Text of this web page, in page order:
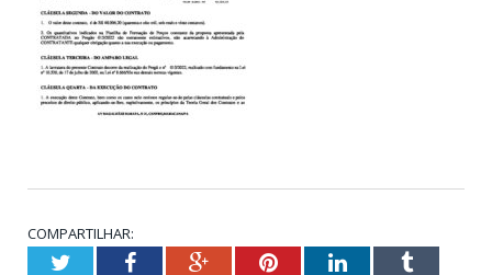
COMPARTILHAR:
TwitterFacebookGoogle+PinterestLinkedInTumblr